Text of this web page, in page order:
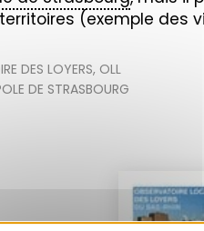
(exemple des
DES LOYERS, OLL
DE STRASBOURG